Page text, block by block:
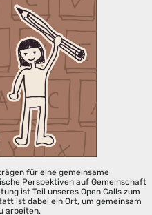
für eine gemeinsame
Perspektiven auf Gemeinschaft
ist Teil unseres Open Calls zum
ist dabei ein Ort, um gemeinsam
arbeiten.